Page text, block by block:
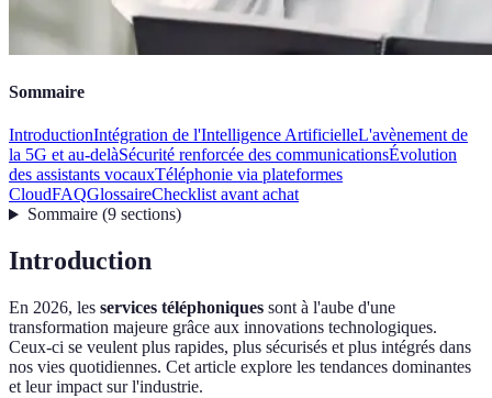
Sommaire
IntroductionIntégration de l'Intelligence ArtificielleL'avènement de
la 5G et au-delàSécurité renforcée des communicationsÉvolution
des assistants vocauxTéléphonie via plateformes
CloudFAQGlossaireChecklist avant achat
Sommaire(9 sections)
Introduction
En 2026, les services téléphoniques sont à l'aube d'une
transformation majeure grâce aux innovations technologiques.
Ceux-ci se veulent plus rapides, plus sécurisés et plus intégrés dans
nos vies quotidiennes. Cet article explore les tendances dominantes
et leur impact sur l'industrie.